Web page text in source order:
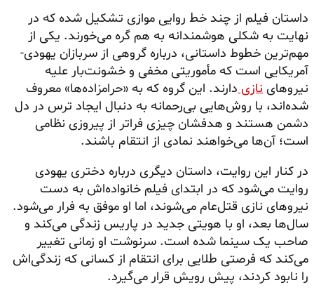
داستان فیلم از چند خط روایی موازی تشکیل شده که در
نهایت به شکلی هوشمندانه به هم گره می‌خورند. یکی از
مهم‌ترین خطوط داستانی، درباره گروهی از سربازان یهودی-
آمریکایی است که مأموریتی مخفی و خشونت‌بار علیه
نیروهای نازیدارند. این گروه که به «حرامزاده‌ها» معروف
شده‌اند، با روش‌هایی بی‌رحمانه به دنبال ایجاد ترس در دل
دشمن هستند و هدفشان چیزی فراتر از پیروزی نظامی
است؛ آن‌ها می‌خواهند نمادی از انتقام باشند.
در کنار این روایت، داستان دیگری درباره دختری یهودی
روایت می‌شود که در ابتدای فیلم خانواده‌اش به دست
نیروهای نازی قتل‌عام می‌شوند، اما او موفق به فرار می‌شود.
سال‌ها بعد، او با هویتی جدید در پاریس زندگی می‌کند و
صاحب یک سینما شده است. سرنوشت او زمانی تغییر
می‌کند که فرصتی طلایی برای انتقام از کسانی که زندگی‌اش
را نابود کردند، پیش رویش قرار می‌گیرد.